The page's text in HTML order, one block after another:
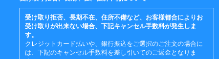
受け取り拒否、長期不在、住所不備など、お客様都合によりお
受け取りが出来ない場合、下記キャンセル手数料が発生しま
す。
クレジットカード払いや、銀行振込をご選択のご注文の場合に
は、下記のキャンセル手数料を差し引いてのご返金となりま